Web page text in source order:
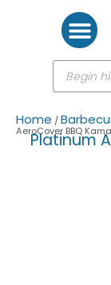
Home /
AeroCover BBQ
Platinum